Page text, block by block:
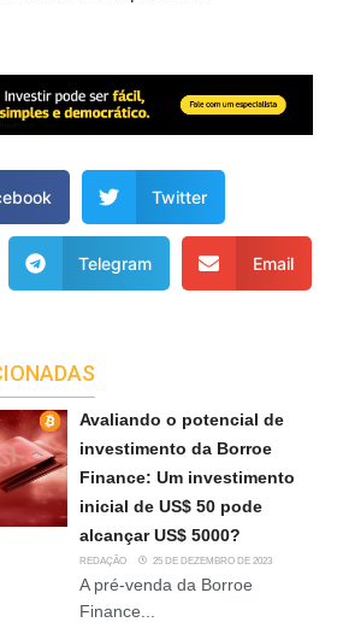
Twitter
Telegram Email
Avaliando o potencial de
investimento da Borroe
Finance: Um investimento
inicial de US$ 50 pode
alcançar US$ 5000?
REDAÇÃO 25 DE DEZEMBRO DE 2023
A pré-venda da Borroe
Finance...